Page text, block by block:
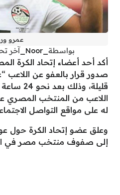
عمرو
بواسطة _Noor_ آخر
أكد أحد أعضاء إتحاد الكرة
صدور قرار بالعفو عن اللاعب
قليلة،
اللاعب من المنتخب المصري
له على مواقع التواصل
وعلق عضو إتحاد الكرة حول
إلى صفوف منتخب مصر في